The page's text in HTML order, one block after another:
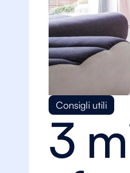
Consigli utili
3